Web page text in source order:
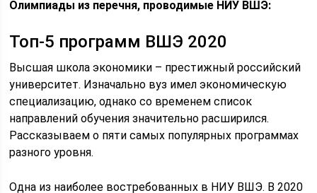
Олимпиады из перечня, проводимые НИУ ВШЭ:
Топ-5 программ ВШЭ 2020
Высшая школа экономики – престижный российский
университет. Изначально вуз имел экономическую
специализацию, однако со временем список
направлений обучения значительно расширился.
Рассказываем о пяти самых популярных программах
разного уровня.
Одна из наиболее востребованных в НИУ ВШЭ. В 2020